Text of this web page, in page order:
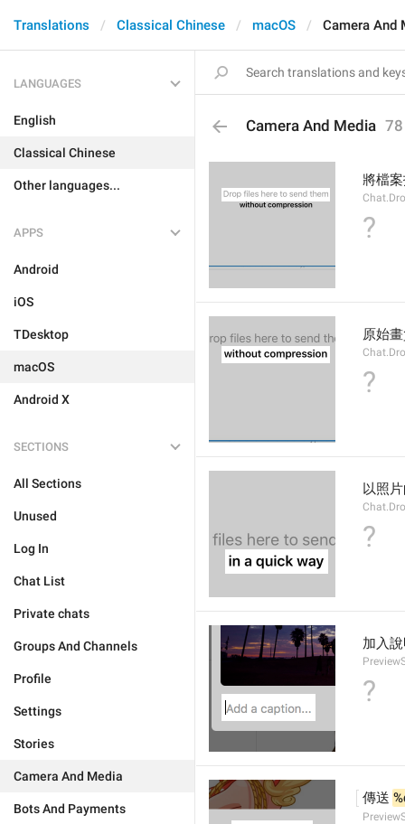
Translations Classical Chinese macOS Camera And
LANGUAGES
English
Classical Chinese
Other languages...
APPS
Android
iOS
TDesktop
macOS
Android X
SECTIONS
All Sections
Unused
Log In
Chat List
Private chats
Groups And Channels
Profile
Settings
Stories
Camera And Media
Bots And Payments
Camera And Media 78
將檔
?
原始
?
以照
?
加入
?
傳送